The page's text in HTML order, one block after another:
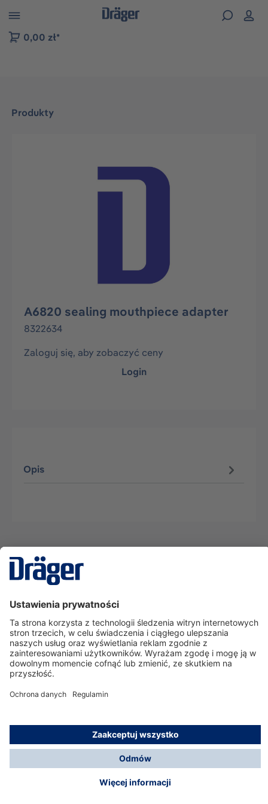
do nawigacji na platformie B2B
0,00 zł*
Produkty
Pomiń galerię zdjęć
A6820 sealing mouthpiece adapter
8322634
Zaloguj się, aby zobaczyć ceny
Login
Opis
Serwisowa linia hotline
O nas
Korzystanie ze sklepu
© Dräger Polska Sp. z o.o., 2025
*Wszystkie ceny bez VAT, na warunkach opisanych w